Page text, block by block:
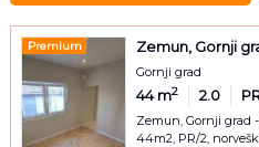
Premium Zemun, Gornji
Gornji grad
44m2 2.0
Zemun, Gornji grad
44m2, PR/2, norveški